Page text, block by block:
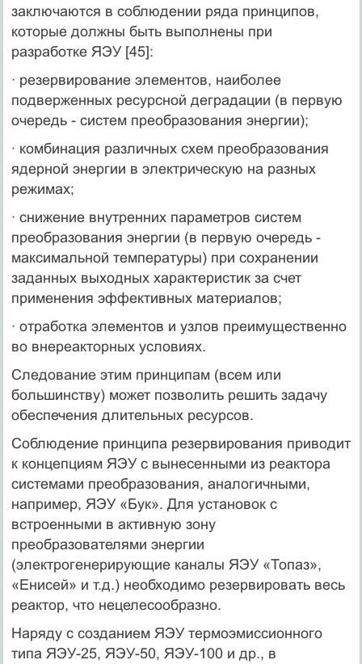
заключаются в соблюдении ряда принципов,
которые должны быть выполнены при
разработке ЯЭУ [45]:
· резервирование элементов, наиболее
подверженных ресурсной деградации (в первую
очередь - систем преобразования энергии);
· комбинация различных схем преобразования
ядерной энергии в электрическую на разных
режимах;
· снижение внутренних параметров систем
преобразования энергии (в первую очередь -
максимальной температуры) при сохранении
заданных выходных характеристик за счет
применения эффективных материалов;
· отработка элементов и узлов преимущественно
во внереакторных условиях.
Следование этим принципам (всем или
большинству) может позволить решить задачу
обеспечения длительных ресурсов.
Соблюдение принципа резервирования приводит
к концепциям ЯЭУ с вынесенными из реактора
системами преобразования, аналогичными,
например, ЯЭУ «Бук». Для установок с
встроенными в активную зону
преобразователями энергии
(электрогенерирующие каналы ЯЭУ «Топаз»,
«Енисей» и т.д.) необходимо резервировать весь
реактор, что нецелесообразно.
Наряду с созданием ЯЭУ термоэмиссионного
типа ЯЭУ-25, ЯЭУ-50, ЯЭУ-100 и др., в